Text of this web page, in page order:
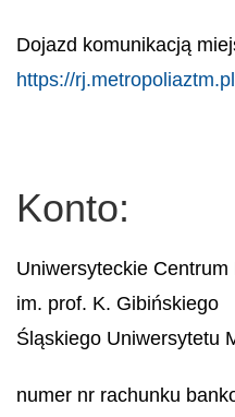
Dojazd komunikacją
https://
Konto:
Uniwersyteckie Centrum
im. prof. K. Gibińskiego
Śląskiego Uniwersytetu
numer nr rachunku